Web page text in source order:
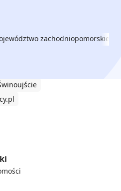
zachodniopomorskie